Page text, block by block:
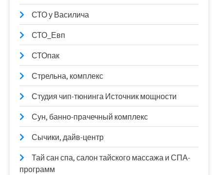
СТО у Василича
СТО_Евп
СТОпак
Стрельна, комплекс
Студия чип-тюнинга Источник мощности
Сун, банно-прачечный комплекс
Сычики, дайв-центр
Тай сан спа, салон тайского массажа и СПА-
программ